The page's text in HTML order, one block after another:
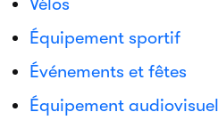
Équipement sportif
Événements et fêtes
Équipement audiovisuel